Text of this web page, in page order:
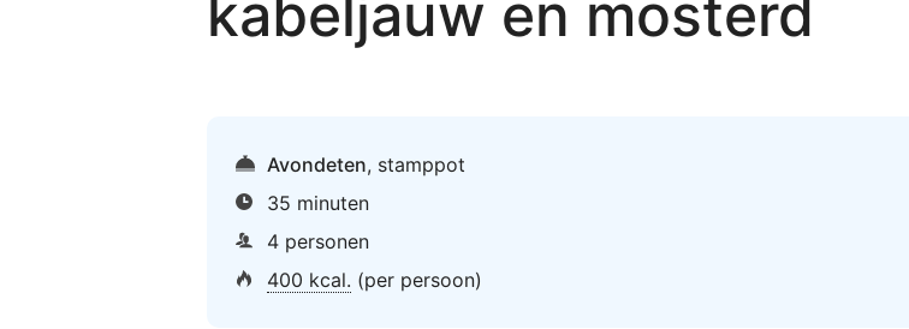
kabeljauw en mosterd
Avondeten, stamppot
35 minuten
4 personen
400 kcal. (per persoon)